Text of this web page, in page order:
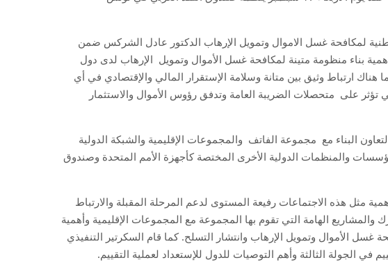
لمكافحة غسل الاموال وتمويل الإرهاب الدكتور عادل الشركس ضمن
بناء منظومة متينة لمكافحة غسل الأموال وتمويل الإرهاب لدى دول
هناك ارتباط وثيق بين متانة وسلامة الإستقرار المالي والإقتصادي في أي
تؤثر على متحصلات الضريبة العامة وتدفق رؤوس الأموال والاستثمار
البناء مع مجموعة الفاتف والمجموعات الإقليمية والشبكة الدولية
والمنظمات الدولية الأخرى المختصة كأجهزة الأمم المتحدة وصندوق
مثل هذه الاجتماعات رفيعة المستوى لدعم المرحلة المقبلة والارتباط
الهامة التي تقوم بها المجموعة مع المجموعات الإقليمية وأهمية
غسل الأموال وتمويل الإرهاب وانتشار التسلح. كما قام السكرتير التنفيذي
الجولة الثالثة وأهم التوصيات للدول للإستعداد لعملية التقييم.